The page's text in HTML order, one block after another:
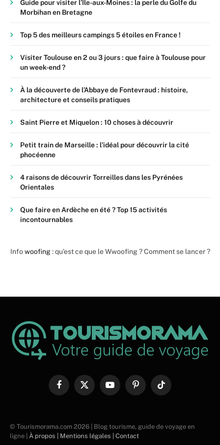
Guide pour visiter l’Île-aux-Moines : la perle du Golfe du
Morbihan en Bretagne
Top 5 des meilleurs campings 5 étoiles en France !
Visiter Toulouse en 2 ou 3 jours : que faire à Toulouse pour
un week-end ?
À la découverte de l’Abbaye de Fontevraud : histoire,
architecture et conseils pratiques
Saint Pierre et Miquelon : 10 choses à découvrir
Petit train de Marseille : l’idéal pour découvrir la cité
phocéenne
4 raisons de découvrir Torreilles dans les Pyrénées
Orientales
Que faire en Ardèche en été ? Top 15 activités
incontournables
Infowoofing: qu’est ce que le Wwoofing ? Comment se lancer ?
FacebookX
YouTubePinterestTikTok
© Tourismorama.com 2026 | Blog tourisme, guide de voyage en
ligne | À propos | Mentions légales | Contact